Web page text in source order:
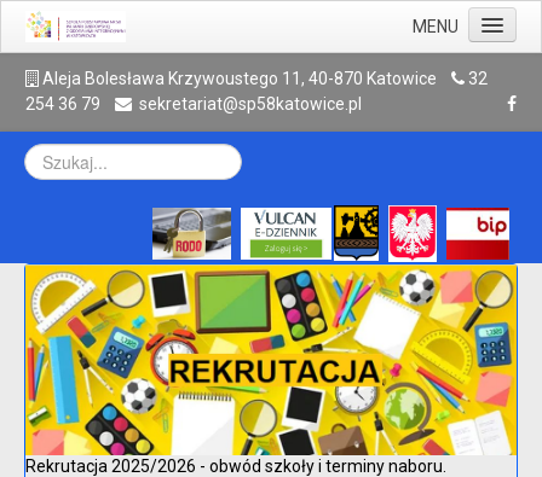
MENU
Aktualności
Rodzic
Kontakt
Archiwum
A leja Bolesława Krzywoustego 11, 40-870 Katowice
32
254 36 79
sekretariat@sp58katowice.pl
Rekrutacja 2025/2026 - obwód szkoły i terminy naboru.